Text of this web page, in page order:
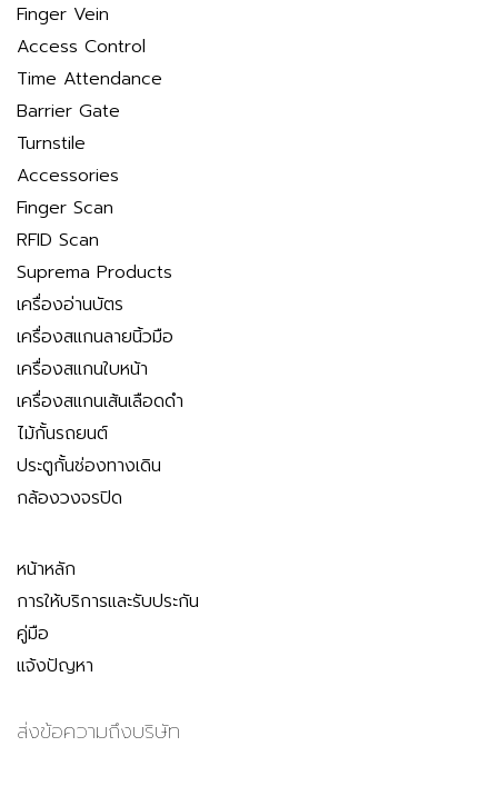
Finger Vein
Access Control
Time Attendance
Barrier Gate
Turnstile
Accessories
Finger Scan
RFID Scan
Suprema Products
เครื่องอ่านบัตร
เครื่องสแกนลายนิ้วมือ
เครื่องสแกนใบหน้า
เครื่องสแกนเส้นเลือดดำ
ไม้กั้นรถยนต์
ประตูกั้นช่องทางเดิน
กล้องวงจรปิด
หน้าหลัก
การให้บริการและรับประกัน
คู่มือ
แจ้งปัญหา
ส่งข้อความถึงบริษัท